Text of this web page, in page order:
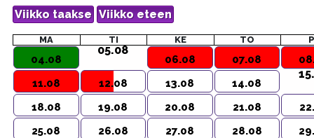
MA TI KE TO
04.08
05.08
06.08 07.08
11.08
12.08 13.08 14.08
18.08 19.08 20.08 21.08
25.08
26.08 27.08 28.08